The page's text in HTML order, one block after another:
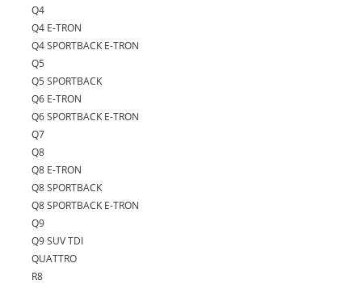
Q4
Q4 E-TRON
Q4 SPORTBACK E-TRON
Q5
Q5 SPORTBACK
Q6 E-TRON
Q6 SPORTBACK E-TRON
Q7
Q8
Q8 E-TRON
Q8 SPORTBACK
Q8 SPORTBACK E-TRON
Q9
Q9 SUV TDI
QUATTRO
R8